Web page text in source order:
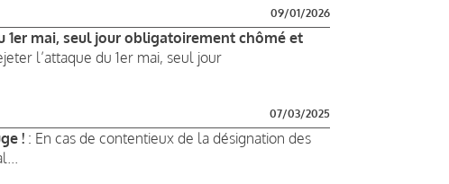
09/01/2026
1er mai, seul jour obligatoirement chômé et
l’attaque du 1er mai, seul jour
07/03/2025
! : En cas de contentieux de la désignation des